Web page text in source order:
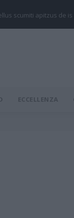
scumiti apitzus de
ECCELLENZA